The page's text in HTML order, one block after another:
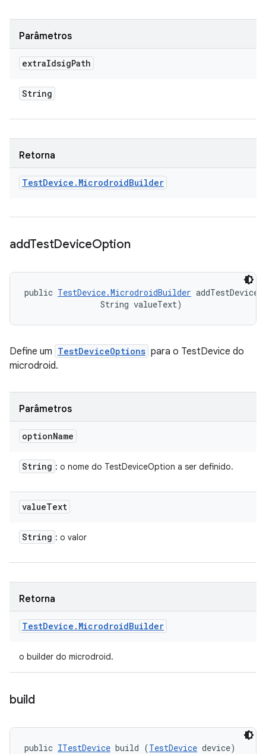
Parâmetros
extraIdsigPath
String
Retorna
TestDevice . MicrodroidBuilder
addTestDeviceOption
public TestDevice.MicrodroidBuilder
                String valueText)
Define um TestDeviceOptions para o TestDevice do
microdroid.
Parâmetros
optionName
String : o nome do TestDeviceOption a ser definido.
valueText
String : o valor
Retorna
TestDevice . MicrodroidBuilder
o builder do microdroid.
build
public ITestDevice build (TestDevice device)